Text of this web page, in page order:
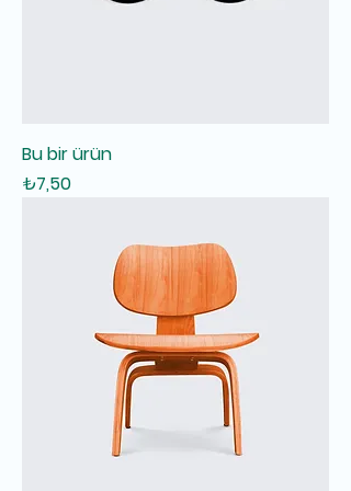
Bu bir ürün
Fiyat
₺7,50